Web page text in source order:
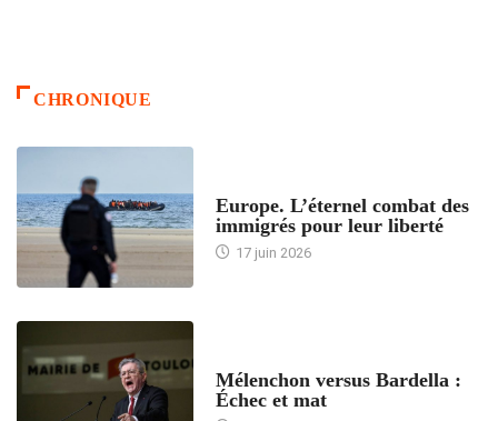
CHRONIQUE
Europe. L’éternel combat des
immigrés pour leur liberté
17 juin 2026
Mélenchon versus Bardella :
Échec et mat